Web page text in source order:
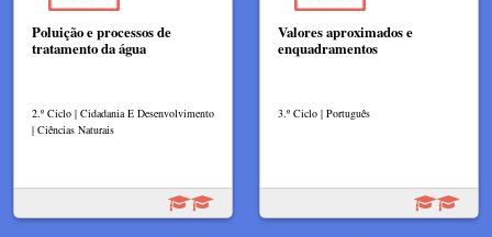
Poluição e processos de
tratamento da água
2.º Ciclo | Cidadania E Desenvolvimento
| Ciências Naturais
Valores aproximados e
enquadramentos
3.º Ciclo | Português